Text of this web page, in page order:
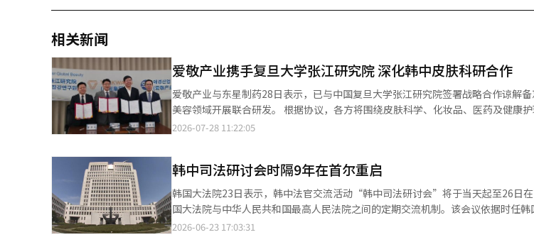
相关新闻
爱敬产业携手复旦大学张江研究院 深化韩中皮肤科研合作
爱敬产业与东星制药28日表示，已与中国复旦大学张江研究院签署战略合作谅解
美容领域开展联合研发。 根据协议，各方将围绕皮肤科学、化妆品、医药及健康护理等领域建立长期合作机制，共享
科研能力、产品开发经验以及临床研究网络，并共同探索技术商业化路径。双方将
探讨共同研发、建设生产设施、设立合资公司及开展投资合作等方案。具体合作机
权归属及商业化条件等事项，将通过后续单独协议进一步明确。 将爱敬产业与东星制药纳入旗下的泰光集团表示，将
支持新合作项目发掘、各方协调及业务结构审查等工作，确保合作机制顺利运行
校、医院、科研机构参与合作预留空间。 为提高合作的持续性与执行效率，各方还计划成立由韩中双方共同担任委员
长的联合运营委员会，并通过工作层协商机制，就研究项目、职责分工、推进时间
2026-07-28 11:22:05
韩中司法研讨会时隔9年在首尔重启
韩国大法院23日表示，韩中法官交流活动“韩中司法研讨会”将于当天起至26日在首尔举行。 韩中司
国大法院与中华人民共和国最高人民法院之间的定期交流机制。该会议依据时任
间签署的谅解备忘录设立，并于2008年首次举行。 此后，研讨会由韩中两国轮流主办，但自2017年后一度中断。本
2026-06-23 17:03:31